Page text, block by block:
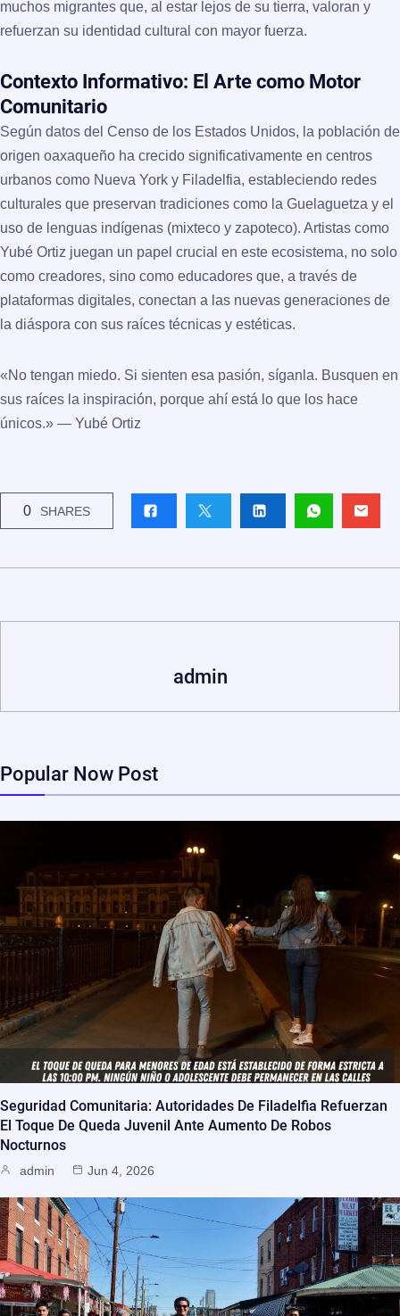
muchos migrantes que, al estar lejos de su tierra, valoran y
refuerzan su identidad cultural con mayor fuerza.
Contexto Informativo: El Arte como Motor
Comunitario
Según datos del Censo de los Estados Unidos, la población de
origen oaxaqueño ha crecido significativamente en centros
urbanos como Nueva York y Filadelfia, estableciendo redes
culturales que preservan tradiciones como la Guelaguetza y el
uso de lenguas indígenas (mixteco y zapoteco). Artistas como
Yubé Ortiz juegan un papel crucial en este ecosistema, no solo
como creadores, sino como educadores que, a través de
plataformas digitales, conectan a las nuevas generaciones de
la diáspora con sus raíces técnicas y estéticas.
«No tengan miedo. Si sienten esa pasión, síganla. Busquen en
sus raíces la inspiración, porque ahí está lo que los hace
únicos.» — Yubé Ortiz
0 SHARES
admin
Popular Now Post
Seguridad Comunitaria: Autoridades De Filadelfia Refuerzan
El Toque De Queda Juvenil Ante Aumento De Robos
Nocturnos
admin Jun 4, 2026